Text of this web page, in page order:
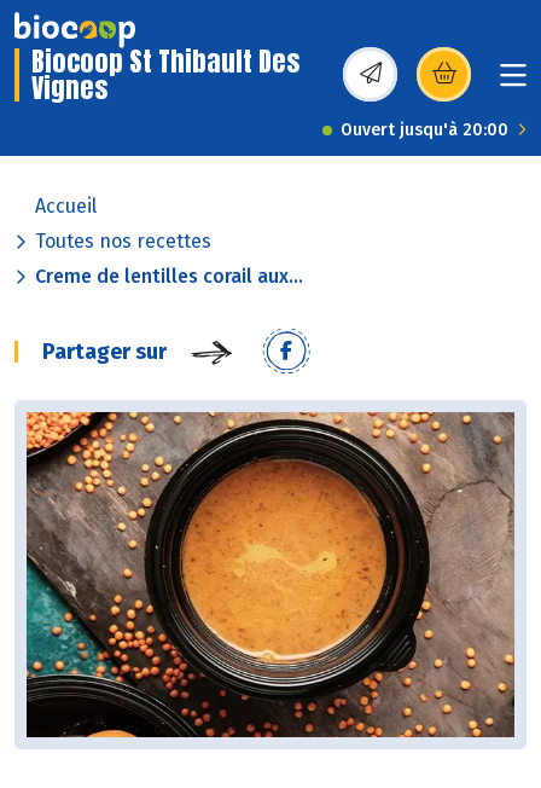
Biocoop St Thibault Des
Vignes (s’ouvre dans une
Ouvert jusqu'à 20:00
Accueil
Toutes nos recettes
Creme de lentilles corail aux...
Partager sur